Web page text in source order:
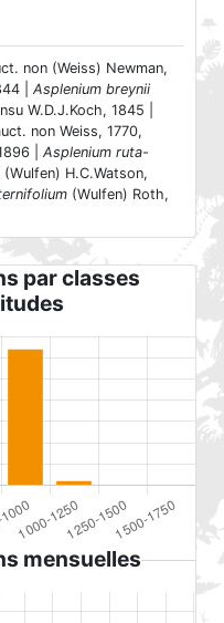
non (Weiss) Newman,
| Asplenium breynii
W.D.J.Koch, 1845 |
non Weiss, 1770,
| Asplenium ruta-
(Wulfen) H.C.Watson,
(Wulfen) Roth,
par classes
mensuelles